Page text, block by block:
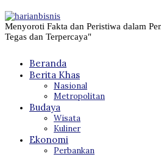
Menyoroti Fakta dan Peristiwa dalam
Tegas dan Terpercaya"
Beranda
Berita Khas
Nasional
Metropolitan
Budaya
Wisata
Kuliner
Ekonomi
Perbankan